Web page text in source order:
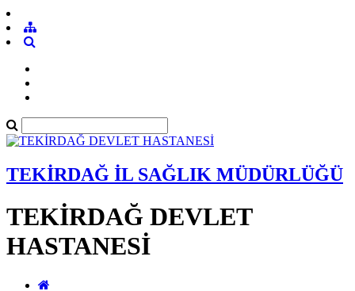
TEKİRDAĞ İL SAĞLIK MÜDÜRLÜĞÜ
TEKİRDAĞ DEVLET
HASTANESİ